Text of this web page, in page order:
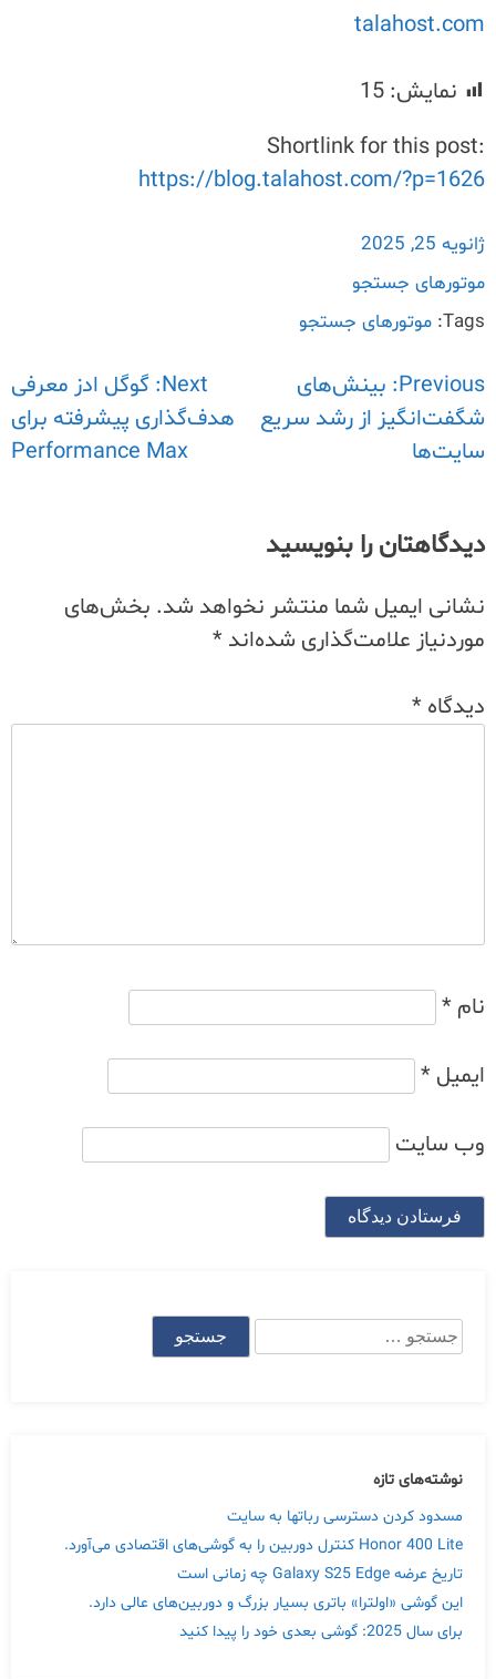
Skip
to
talahost.com
نمایش: 15
Shortlink for this post:
https://blog.talahost.com/?p=1626
ژانویه 25, 2025
موتورهای جستجو
Tags: موتورهای جستجو
راهبری
نوشته
Previous: بینش‌های
شگفت‌انگیز از رشد سریع
سایت‌ها
Next: گوگل ادز معرفی
هدف‌گذاری پیشرفته برای
Performance Max
دیدگاهتان را بنویسید
نشانی ایمیل شما منتشر نخواهد شد. بخش‌های
موردنیاز علامت‌گذاری شده‌اند *
دیدگاه *
نام *
ایمیل *
وب‌ سایت
جستجو
برای:
نوشته‌های تازه
مسدود کردن دسترسی رباتها به سایت
Honor 400 Lite کنترل دوربین را به گوشی‌های اقتصادی می‌آورد.
تاریخ عرضه Galaxy S25 Edge چه زمانی است
این گوشی «اولترا» باتری بسیار بزرگ و دوربین‌های عالی دارد.
برای سال 2025: گوشی بعدی خود را پیدا کنید